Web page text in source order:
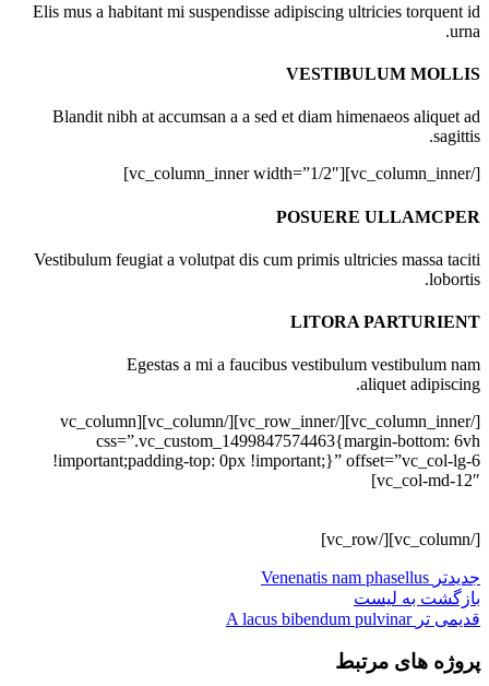
Elis mus a habitant mi suspendisse adipiscing ultricies torquent id
urna.
VESTIBULUM MOLLIS
Blandit nibh at accumsan a a sed et diam himenaeos aliquet ad
sagittis.
[/vc_column_inner][vc_column_inner width=”1/2″]
POSUERE ULLAMCPER
Vestibulum feugiat a volutpat dis cum primis ultricies massa taciti
lobortis.
LITORA PARTURIENT
Egestas a mi a faucibus vestibulum vestibulum nam
aliquet adipiscing.
[/vc_column_inner][/vc_row_inner][/vc_column][vc_column
css=”.vc_custom_1499847574463{margin-bottom: 6vh
!important;padding-top: 0px !important;}” offset=”vc_col-lg-6
vc_col-md-12″]
[/vc_column][/vc_row]
جدیدتر Venenatis nam phasellus
بازگشت به لیست
قدیمی تر A lacus bibendum pulvinar
پروژه های مرتبط